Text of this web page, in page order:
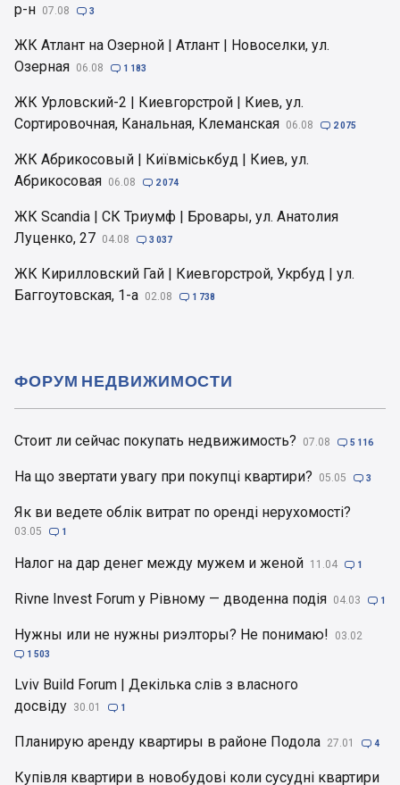
р-н 07.08  3
ЖК Атлант на Озерной | Атлант | Новоселки, ул.
Озерная 06.08  1 183
ЖК Урловский-2 | Киевгорстрой | Киев, ул.
Сортировочная, Канальная, Клеманская 06.08  2 075
ЖК Абрикосовый | Київміськбуд | Киев, ул.
Абрикосовая 06.08  2 074
ЖК Scandia | СК Триумф | Бровары, ул. Анатолия
Луценко, 27 04.08  3 037
ЖК Кирилловский Гай | Киевгорстрой, Укрбуд | ул.
Баггоутовская, 1-а 02.08  1 738
Стоит ли сейчас покупать недвижимость? 07.08  5 116
На що звертати увагу при покупці квартири? 05.05  3
Як ви ведете облік витрат по оренді нерухомості?
03.05  1
Налог на дар денег между мужем и женой 11.04  1
Rivne Invest Forum у Рівному — дводенна подія 04.03  1
Нужны или не нужны риэлторы? Не понимаю! 03.02
 1 503
Lviv Build Forum | Декілька слів з власного
досвіду 30.01  1
Планирую аренду квартиры в районе Подола 27.01  4
Купівля квартири в новобудові коли сусудні квартири
ФОРУМ НЕДВИЖИМОСТИ